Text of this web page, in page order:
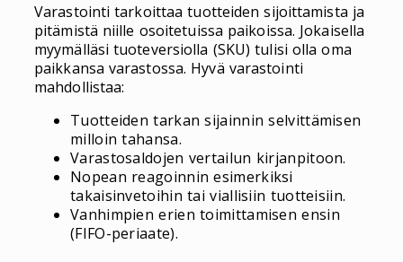
Varastointi tarkoittaa tuotteiden sijoittamista ja
pitämistä niille osoitetuissa paikoissa. Jokaisella
myymälläsi tuoteversiolla (SKU) tulisi olla oma
paikkansa varastossa. Hyvä varastointi
mahdollistaa:
Tuotteiden tarkan sijainnin selvittämisen
milloin tahansa.
Varastosaldojen vertailun kirjanpitoon.
Nopean reagoinnin esimerkiksi
takaisinvetoihin tai viallisiin tuotteisiin.
Vanhimpien erien toimittamisen ensin
(FIFO-periaate).